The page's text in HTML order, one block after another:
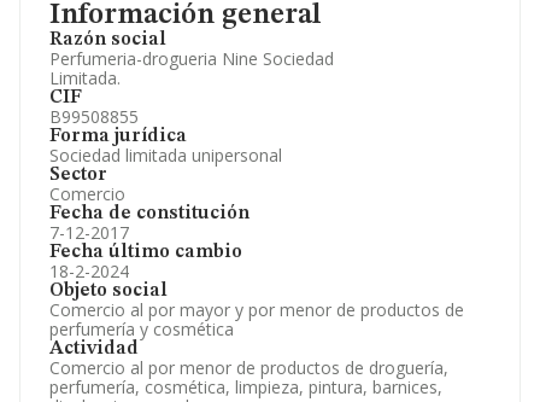
Información general
Razón social
Perfumeria-drogueria Nine Sociedad
Limitada.
CIF
B99508855
Forma jurídica
Sociedad limitada unipersonal
Sector
Comercio
Fecha de constitución
7-12-2017
Fecha último cambio
18-2-2024
Objeto social
Comercio al por mayor y por menor de productos de
perfumería y cosmética
Actividad
Comercio al por menor de productos de droguería,
perfumería, cosmética, limpieza, pintura, barnices,
Artículos de prensa publicados sobre la empresa.
Información oficial y registral complementaria.